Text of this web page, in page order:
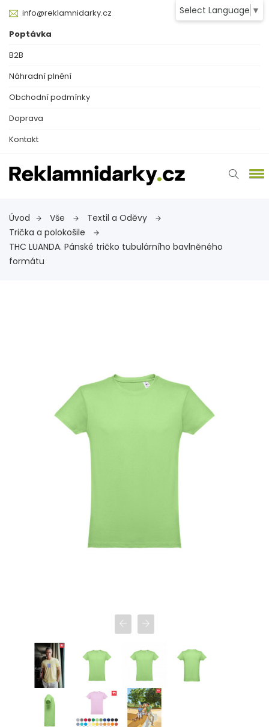
Select Language ▼
info@reklamnidarky.cz
Poptávka
B2B
Náhradní plnění
Obchodní podmínky
Doprava
Kontakt
Úvod Vše
Textil a Oděvy
Trička a polokošile
THC LUANDA. Pánské tričko tubulárního bavlněného
formátu